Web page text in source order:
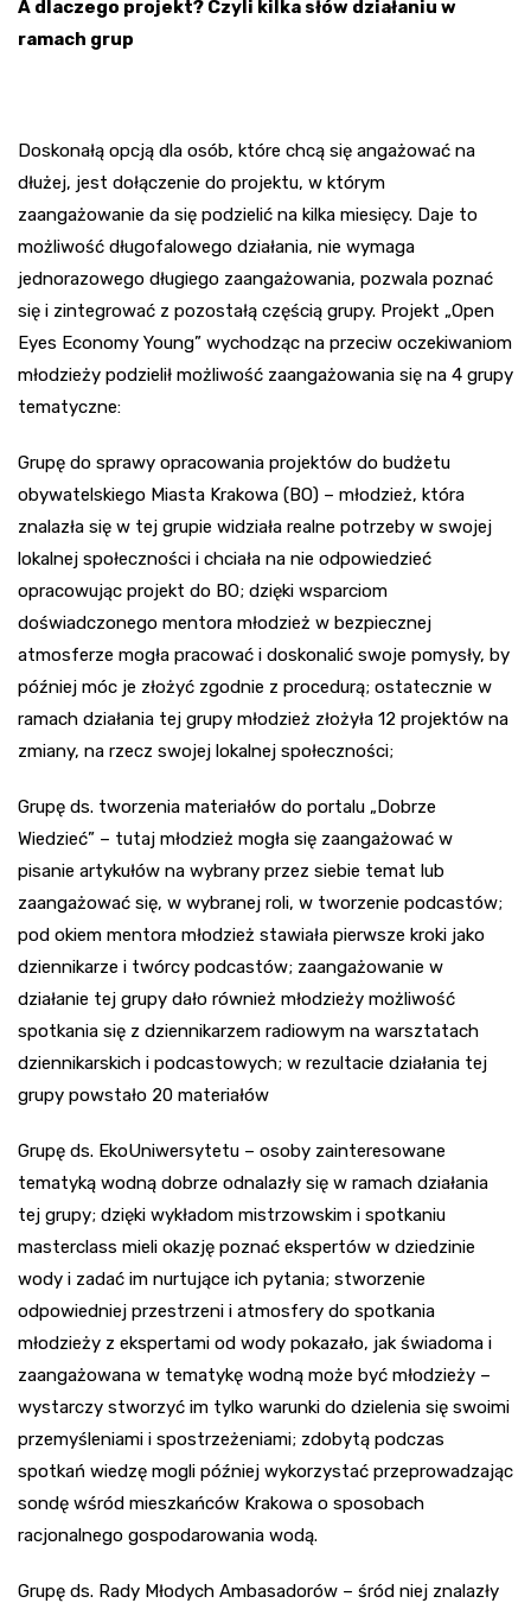
A dlaczego projekt? Czyli kilka słów działaniu w
ramach grup
Doskonałą opcją dla osób, które chcą się angażować na
dłużej, jest dołączenie do projektu, w którym
zaangażowanie da się podzielić na kilka miesięcy. Daje to
możliwość długofalowego działania, nie wymaga
jednorazowego długiego zaangażowania, pozwala poznać
się i zintegrować z pozostałą częścią grupy. Projekt „Open
Eyes Economy Young” wychodząc na przeciw oczekiwaniom
młodzieży podzielił możliwość zaangażowania się na 4 grupy
tematyczne:
Grupę do sprawy opracowania projektów do budżetu
obywatelskiego Miasta Krakowa (BO) – młodzież, która
znalazła się w tej grupie widziała realne potrzeby w swojej
lokalnej społeczności i chciała na nie odpowiedzieć
opracowując projekt do BO; dzięki wsparciom
doświadczonego mentora młodzież w bezpiecznej
atmosferze mogła pracować i doskonalić swoje pomysły, by
później móc je złożyć zgodnie z procedurą; ostatecznie w
ramach działania tej grupy młodzież złożyła 12 projektów na
zmiany, na rzecz swojej lokalnej społeczności;
Grupę ds. tworzenia materiałów do portalu „Dobrze
Wiedzieć” – tutaj młodzież mogła się zaangażować w
pisanie artykułów na wybrany przez siebie temat lub
zaangażować się, w wybranej roli, w tworzenie podcastów;
pod okiem mentora młodzież stawiała pierwsze kroki jako
dziennikarze i twórcy podcastów; zaangażowanie w
działanie tej grupy dało również młodzieży możliwość
spotkania się z dziennikarzem radiowym na warsztatach
dziennikarskich i podcastowych; w rezultacie działania tej
grupy powstało 20 materiałów
Grupę ds. EkoUniwersytetu – osoby zainteresowane
tematyką wodną dobrze odnalazły się w ramach działania
tej grupy; dzięki wykładom mistrzowskim i spotkaniu
masterclass mieli okazję poznać ekspertów w dziedzinie
wody i zadać im nurtujące ich pytania; stworzenie
odpowiedniej przestrzeni i atmosfery do spotkania
młodzieży z ekspertami od wody pokazało, jak świadoma i
zaangażowana w tematykę wodną może być młodzieży –
wystarczy stworzyć im tylko warunki do dzielenia się swoimi
przemyśleniami i spostrzeżeniami; zdobytą podczas
spotkań wiedzę mogli później wykorzystać przeprowadzając
sondę wśród mieszkańców Krakowa o sposobach
racjonalnego gospodarowania wodą.
Grupę ds. Rady Młodych Ambasadorów – śród niej znalazły